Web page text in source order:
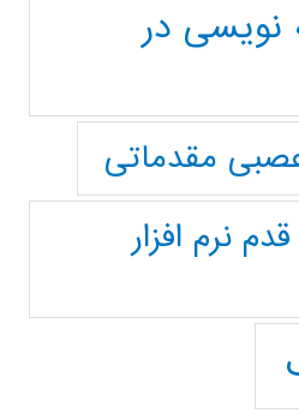
نویسی در
مقدماتی
نرم افزار